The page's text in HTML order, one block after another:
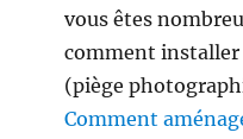
vous êtes
comment installer
(piège
Comment